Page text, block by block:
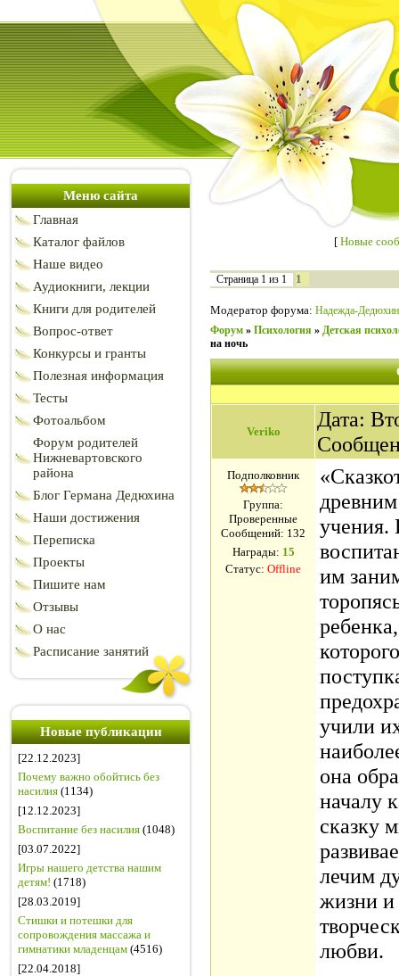
Меню сайта
Главная
Каталог файлов
Наше видео
Аудиокниги, лекции
Книги для родителей
Вопрос-ответ
Конкурсы и гранты
Полезная информация
Тесты
Фотоальбом
Форум родителей
Нижневартовского
района
Блог Германа Дедюхина
Наши достижения
Переписка
Проекты
Пишите нам
Отзывы
О нас
Расписание занятий
Новые публикации
[22.12.2023]
Почему важно обойтись без
насилия (1134)
[12.12.2023]
Воспитание без насилия (1048)
[03.07.2022]
Игры нашего детства нашим
детям! (1718)
[28.03.2019]
Стишки и потешки для
сопровождения массажа и
гимнатики младенцам (4516)
[22.04.2018]
[ Новые
Страница 1 из 1 1
Модератор форума: Надежда-
Форум » Психология » Детская
на ночь
Veriko
Дата:
Подполковник
Группа:
Проверенные
Сообщений: 132
Награды: 15
Статус: Offline
учения.
им
учили
она
началу
сказку
лечим
жизни и
любви.